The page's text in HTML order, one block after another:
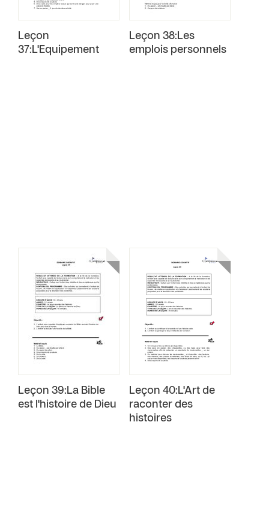
Leçon
37:L'Equipement
Leçon 38:Les
emplois personnels
Leçon 39:La Bible
est l'histoire de Dieu
Leçon 40:L'Art de
raconter des
histoires